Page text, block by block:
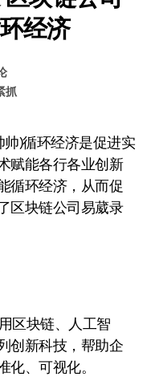
经济
抓
赋能各行各业创新
循环经济，从而促
区块链公司易葳录
区块链、人工智
创新科技，帮助企
、可视化。